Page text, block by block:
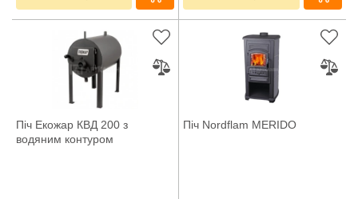
Піч Екожар КВД 200 з
водяним контуром
Піч Nordflam MERIDO